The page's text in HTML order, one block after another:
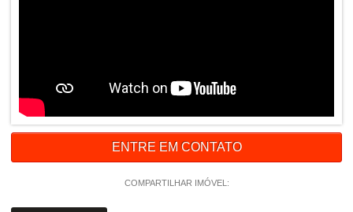
ENTRE EM CONTATO
COMPARTILHAR IMÓVEL: